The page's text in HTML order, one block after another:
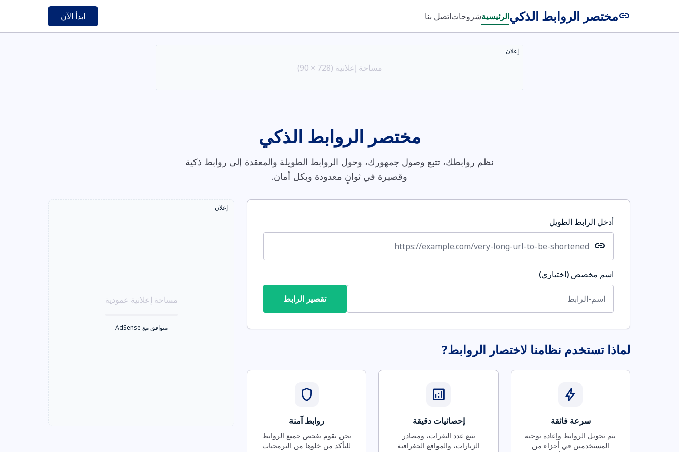
linkمختصر الروابط الذكيالرئيسيةشروحاتاتصل بنا ابدأ الآن
إعلان
مساحة إعلانية (728 × 90)
مختصر الروابط الذكي
نظم روابطك، تتبع وصول جمهورك، وحول الروابط الطويلة والمعقدة إلى روابط ذكية
وقصيرة في ثوانٍ معدودة وبكل أمان.
أدخل الرابط الطويل
link
اسم مخصص (اختياري)
تقصير الرابط
لماذا تستخدم نظامنا لاختصار الروابط?
bolt
سرعة فائقة
يتم تحويل الروابط وإعادة توجيه
المستخدمين في أجزاء من
analytics
إحصائيات دقيقة
تتبع عدد النقرات، ومصادر
الزيارات، والمواقع الجغرافية
shield
روابط آمنة
نحن نقوم بفحص جميع الروابط
للتأكد من خلوها من البرمجيات
إعلان
مساحة إعلانية عمودية
متوافق مع AdSense